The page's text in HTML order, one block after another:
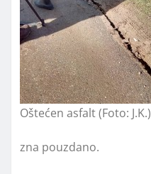
Oštećen asfalt (Foto: J.K.)
zna pouzdano.